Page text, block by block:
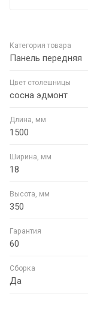
Категория товара
Панель передняя
Цвет столешницы
сосна эдмонт
Длина, мм
1500
Ширина, мм
18
Высота, мм
350
Гарантия
60
Сборка
Да